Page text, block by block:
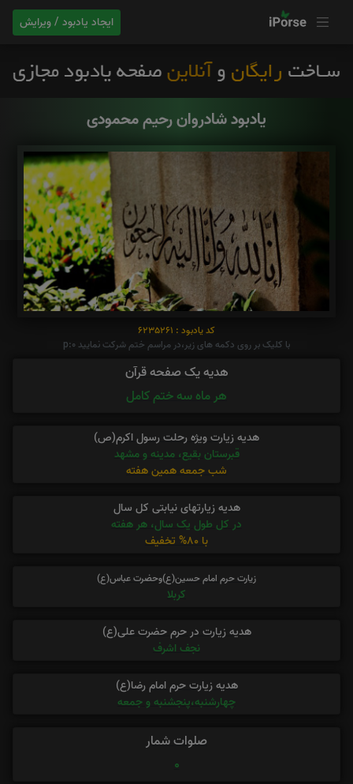
ایجاد یادبود / ویرایش
یادبود شادروان رحیم محمودی
کد یادبود : 6235261
با کلیک بر روی دکمه های زیر،در مراسم ختم شرکت نمایید p:0
هدیه یک صفحه قرآن
هر ماه سه ختم کامل
هدیه زیارت ویژه رحلت رسول اکرم(ص)
قبرستان بقیع، مدینه و مشهد
شب جمعه همین هفته
هدیه زیارتهای نیابتی کل سال
در کل طول یک سال، هر هفته
با 80% تخفیف
زیارت حرم امام حسین(ع)وحضرت عباس(ع)
کربلا
هدیه زیارت در حرم حضرت علی(ع)
نجف اشرف
هدیه زیارت حرم امام رضا(ع)
چهارشنبه،پنجشنبه و جمعه
صلوات شمار
0